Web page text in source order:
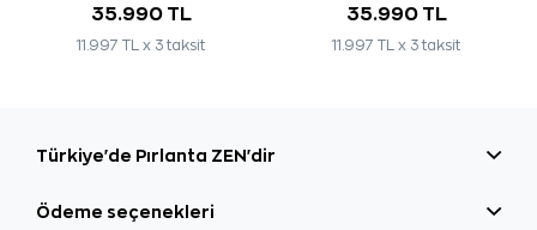
35.990 TL
11.997 TL x 3 taksit
35.990 TL
11.997 TL x 3 taksit
Türkiye'de Pırlanta ZEN'dir
Ödeme seçenekleri